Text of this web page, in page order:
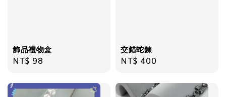
飾品禮物盒
Regular
NT$ 98
交錯蛇鍊
Regular
NT$ 400